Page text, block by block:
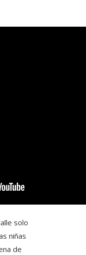
solo
niñas
de